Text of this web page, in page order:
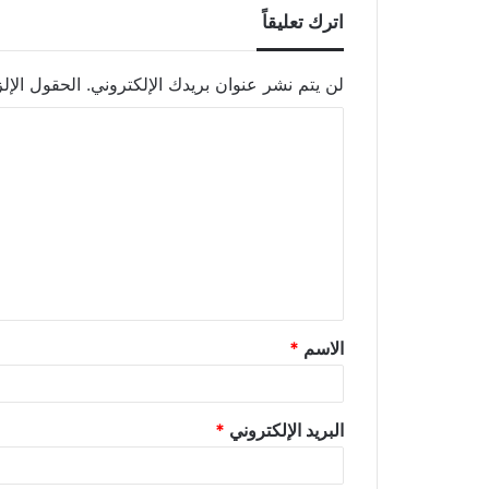
اترك تعليقاً
لن يتم نشر عنوان بريدك الإلكتروني. الحقول
الاسم *
البريد الإلكتروني *